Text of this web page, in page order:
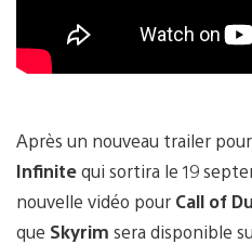
Après un nouveau trailer pour
Infinitequi sortira le 19
nouvelle vidéo pour Call of
que Skyrim sera disponible